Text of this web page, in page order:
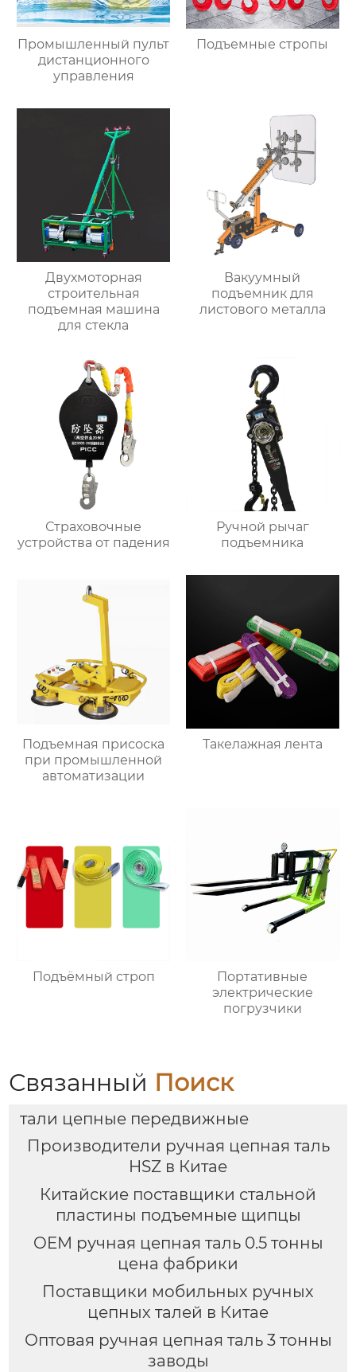
Промышленный пульт
дистанционного
управления
Подъемные стропы
Двухмоторная
строительная
подъемная машина
для стекла
Вакуумный
подъемник для
листового металла
Страховочные
устройства от падения
Ручной рычаг
подъемника
Подъемная присоска
при промышленной
автоматизации
Такелажная лента
Подъёмный строп
Портативные
электрические
погрузчики
Связанный Поиск
тали цепные передвижные
Производители ручная цепная таль
HSZ в Китае
Китайские поставщики стальной
пластины подъемные щипцы
OEM ручная цепная таль 0.5 тонны
цена фабрики
Поставщики мобильных ручных
цепных талей в Китае
Оптовая ручная цепная таль 3 тонны
заводы